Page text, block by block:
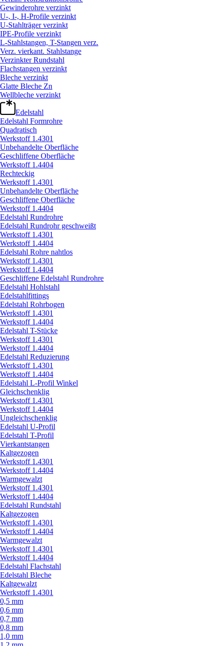
Gewinderohre verzinkt
U-, I-, H-Profile verzinkt
U-Stahlträger verzinkt
IPE-Profile verzinkt
L-Stahlstangen, T-Stangen verz.
Verz. vierkant. Stahlstange
Verzinkter Rundstahl
Flachstangen verzinkt
Bleche verzinkt
Glatte Bleche Zn
Wellbleche verzinkt
Edelstahl
Edelstahl Formrohre
Quadratisch
Werkstoff 1.4301
Unbehandelte Oberfläche
Geschliffene Oberfläche
Werkstoff 1.4404
Rechteckig
Werkstoff 1.4301
Unbehandelte Oberfläche
Geschliffene Oberfläche
Werkstoff 1.4404
Edelstahl Rundrohre
Edelstahl Rundrohr geschweißt
Werkstoff 1.4301
Werkstoff 1.4404
Edelstahl Rohre nahtlos
Werkstoff 1.4301
Werkstoff 1.4404
Geschliffene Edelstahl Rundrohre
Edelstahl Hohlstahl
Edelstahlfittings
Edelstahl Rohrbogen
Werkstoff 1.4301
Werkstoff 1.4404
Edelstahl T-Stücke
Werkstoff 1.4301
Werkstoff 1.4404
Edelstahl Reduzierung
Werkstoff 1.4301
Werkstoff 1.4404
Edelstahl L-Profil Winkel
Gleichschenklig
Werkstoff 1.4301
Werkstoff 1.4404
Ungleichschenklig
Edelstahl U-Profil
Edelstahl T-Profil
Vierkantstangen
Kaltgezogen
Werkstoff 1.4301
Werkstoff 1.4404
Warmgewalzt
Werkstoff 1.4301
Werkstoff 1.4404
Edelstahl Rundstahl
Kaltgezogen
Werkstoff 1.4301
Werkstoff 1.4404
Warmgewalzt
Werkstoff 1.4301
Werkstoff 1.4404
Edelstahl Flachstahl
Edelstahl Bleche
Kaltgewalzt
Werkstoff 1.4301
0,5 mm
0,6 mm
0,7 mm
0,8 mm
1,0 mm